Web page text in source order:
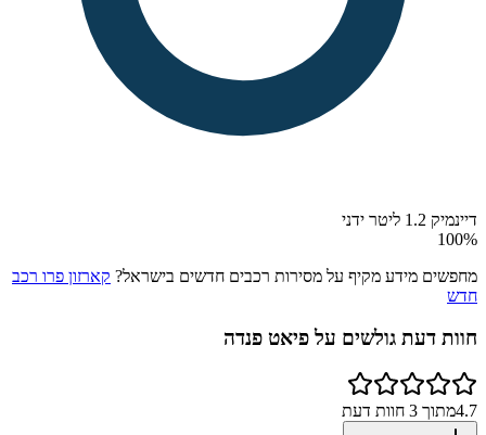
דיינמיק 1.2 ליטר ידני
100%
מחפשים מידע מקיף על מסירות רכבים חדשים בישראל? קארזון פרו רכב
חדש
חוות דעת גולשים על פיאט פנדה
4.7מתוך 3 חוות דעת